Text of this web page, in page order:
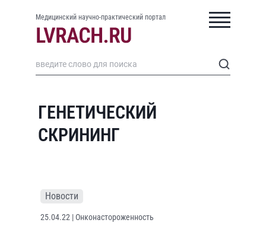
Медицинский научно-практический портал
ГЕНЕТИЧЕСКИЙ
СКРИНИНГ
Новости
25.04.22 | Онконастороженность